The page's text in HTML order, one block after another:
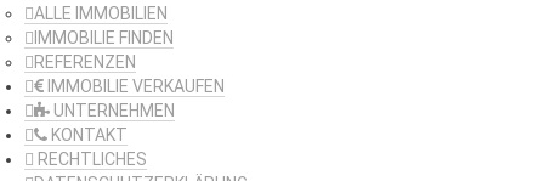
ALLE IMMOBILIEN
IMMOBILIE FINDEN
REFERENZEN
IMMOBILIE VERKAUFEN
UNTERNEHMEN
KONTAKT
RECHTLICHES